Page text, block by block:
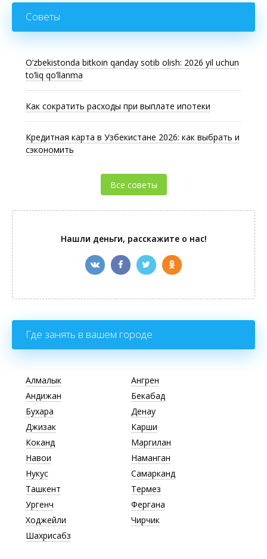
Советы
O’zbekistonda bitkoin qanday sotib olish: 2026 yil uchun
to’liq qo’llanma
Как сократить расходы при выплате ипотеки
Кредитная карта в Узбекистане 2026: как выбрать и
сэкономить
Все советы
Нашли деньги, расскажите о нас!
Где занять в вашем городе
Алмалык
Ангрен
Андижан
Бекабад
Бухара
Денау
Джизак
Карши
Коканд
Маргилан
Навои
Наманган
Нукус
Самарканд
Ташкент
Термез
Ургенч
Фергана
Ходжейли
Чирчик
Шахрисабз